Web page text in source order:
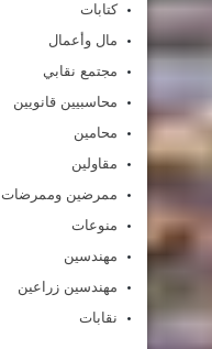
كتابات
مال وأعمال
مجتمع نقابي
محاسبيين قانويين
محامين
مقاولين
ممرضين وممرضات
منوعات
مهندسين
مهندسين زراعين
نقابات